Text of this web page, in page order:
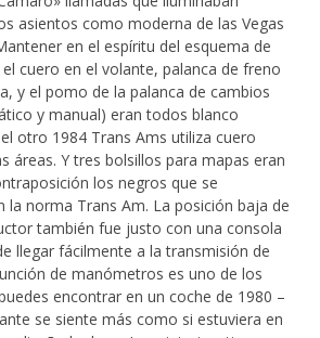
asientos como moderna de las Vegas
en el espíritu del esquema de
cuero en el volante, palanca de freno
y el pomo de la palanca de cambios
y manual) eran todos blanco
otro 1984 Trans Ams utiliza cuero
áreas. Y tres bolsillos para mapas eran
los negros que se
la norma Trans Am. La posición baja de
también fue justo con una consola
llegar fácilmente a la transmisión de
de manómetros es uno de los
encontrar en un coche de 1980 –
se siente más como si estuviera en